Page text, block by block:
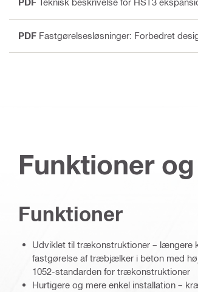
PDF Fastgørelsesløsninger: Forbedret
Funktioner
Funktioner
Udviklet til trækonstruktioner – længere
fastgørelse af træbjælker i beton med
1052-standarden for trækonstruktioner
Hurtigere og mere enkel installation –